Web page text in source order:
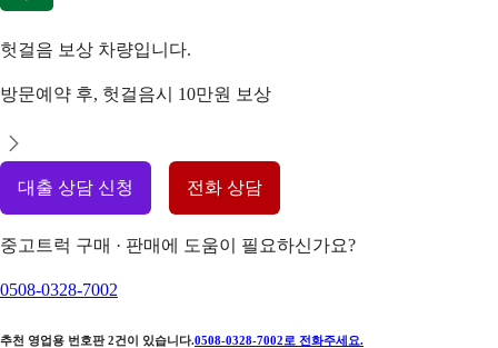
헛걸음 보상 차량입니다.
방문예약 후, 헛걸음시 10만원 보상
대출 상담 신청 전화 상담
중고트럭 구매 · 판매에 도움이 필요하신가요?
0508-0328-7002
추천 영업용 번호판 2건이 있습니다.0508-0328-7002 로 전화주세요.